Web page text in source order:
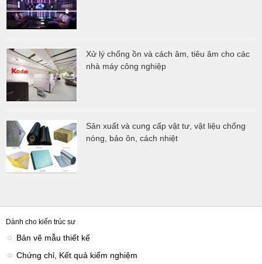
Xử lý chống ồn và cách âm, tiêu âm cho các
nhà máy công nghiệp
Sản xuất và cung cấp vật tư, vật liệu chống
nóng, bảo ôn, cách nhiệt
Dành cho kiến trúc sư
Bản vẽ mẫu thiết kế
Chứng chỉ, Kết quả kiểm nghiệm